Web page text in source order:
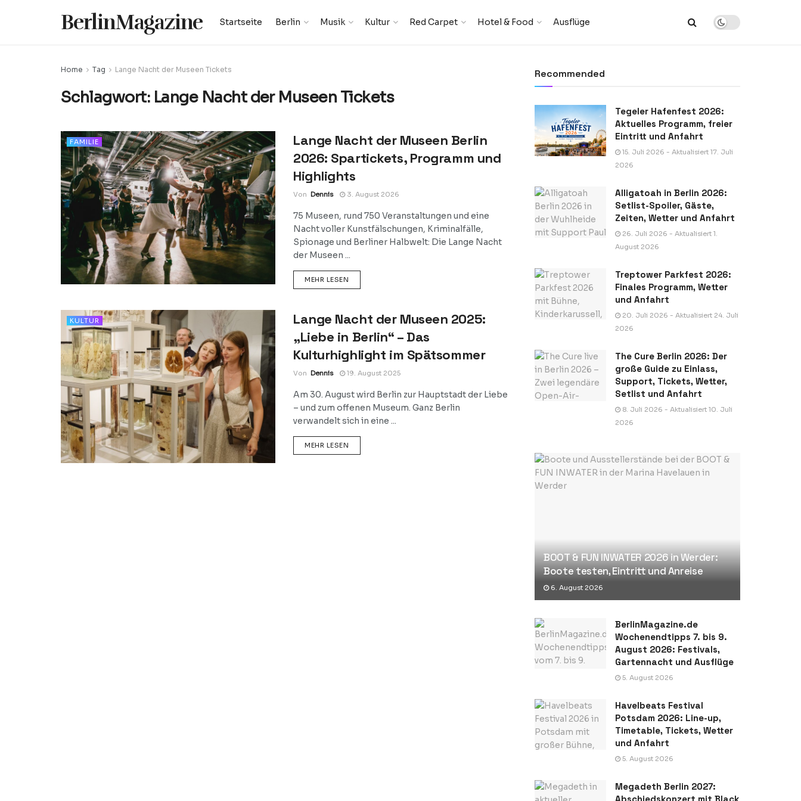
BerlinMagazine Startseite Berlin Musik Kultur Red Carpet Hotel & Food Ausflüge
Home Tag Lange Nacht der Museen Tickets
Schlagwort: Lange Nacht der Museen Tickets
FAMILIE
Lange Nacht der Museen Berlin
2026: Spartickets, Programm und
Highlights
Von Dennis 3. August 2026
75 Museen, rund 750 Veranstaltungen und eine
Nacht voller Kunstfälschungen, Kriminalfälle,
Spionage und Berliner Halbwelt: Die Lange Nacht
der Museen ...
MEHR LESEN
KULTUR
Lange Nacht der Museen 2025:
„Liebe in Berlin“ – Das
Kulturhighlight im Spätsommer
Von Dennis 19. August 2025
Am 30. August wird Berlin zur Hauptstadt der Liebe
– und zum offenen Museum. Ganz Berlin
verwandelt sich in eine ...
MEHR LESEN
Recommended
Tegeler Hafenfest 2026:
Aktuelles Programm, freier
Eintritt und Anfahrt
15. Juli 2026 - Aktualisiert 17. Juli
2026
Alligatoah in Berlin 2026:
Setlist-Spoiler, Gäste,
Zeiten, Wetter und Anfahrt
26. Juli 2026 - Aktualisiert 1.
August 2026
Treptower Parkfest 2026:
Finales Programm, Wetter
und Anfahrt
20. Juli 2026 - Aktualisiert 24. Juli
2026
The Cure Berlin 2026: Der
große Guide zu Einlass,
Support, Tickets, Wetter,
Setlist und Anfahrt
8. Juli 2026 - Aktualisiert 10. Juli
2026
BOOT & FUN INWATER 2026 in Werder:
Boote testen, Eintritt und Anreise
6. August 2026
BerlinMagazine.de
Wochenendtipps 7. bis 9.
August 2026: Festivals,
Gartennacht und Ausflüge
5. August 2026
Havelbeats Festival
Potsdam 2026: Line-up,
Timetable, Tickets, Wetter
und Anfahrt
5. August 2026
Megadeth Berlin 2027:
Abschiedskonzert mit Black